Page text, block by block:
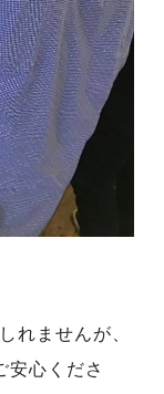
れませんが、
安心くださ